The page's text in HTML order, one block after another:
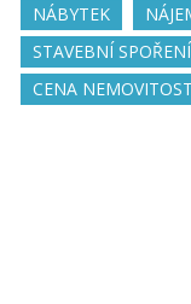
NÁBYTEK
STAVEBNÍ SPOŘENÍ
CENA